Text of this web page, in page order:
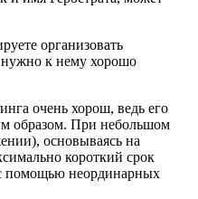
организовать
нужно к нему хорошо
очень хорош, ведь его
образом. При небольшом
основываясь на
короткий срок
помощью неординарных